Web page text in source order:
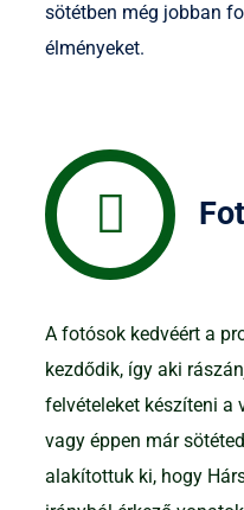
sötétben még jobban
élményeket.
A fotósok kedvéért a
kezdődik, így aki
felvételeket készíteni a
vagy éppen már
alakítottuk ki, hogy